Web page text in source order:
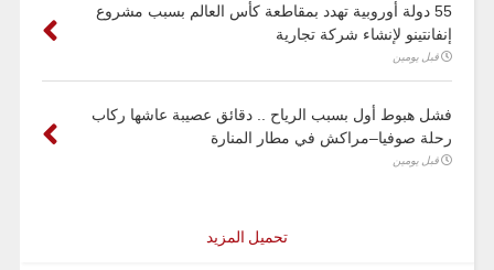
55 دولة أوروبية تهدد بمقاطعة كأس العالم بسبب مشروع
إنفانتينو لإنشاء شركة تجارية
قبل يومين
فشل هبوط أول بسبب الرياح .. دقائق عصيبة عاشها ركاب
رحلة صوفيا–مراكش في مطار المنارة
قبل يومين
تحميل المزيد